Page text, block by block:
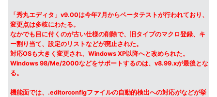
「秀丸エディタ」v9.00は今年7月からベータテストが行われており、
変更点は多岐にわたる。
なかでも目に付くのが古い仕様の削除で、旧タイプのマクロ登録、キ
ー割り当て、設定のリストなどが廃止された。
対応OSも大きく変更され、Windows XP以降へと改められた。
Windows 98/Me/2000などをサポートするのは、v8.99.xが最後とな
る。
機能面では、.editorconfigファイルの自動的検出への対応がなどが挙